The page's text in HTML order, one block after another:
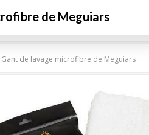
Laver sa voiture Polissage et
de lavage microfibre de Meguiars
de Meguiars